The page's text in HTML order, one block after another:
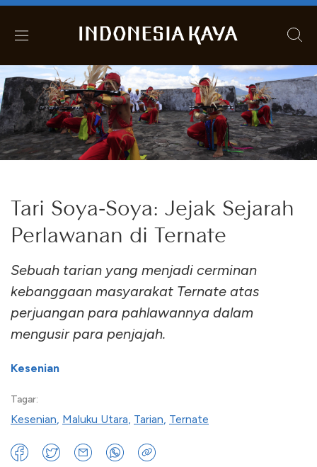
Tari Soya-Soya: Jejak Sejarah
Perlawanan di Ternate
Sebuah tarian yang menjadi cerminan
kebanggaan masyarakat Ternate atas
perjuangan para pahlawannya dalam
mengusir para penjajah.
Kesenian
Tagar:
Kesenian, Maluku Utara, Tarian, Ternate